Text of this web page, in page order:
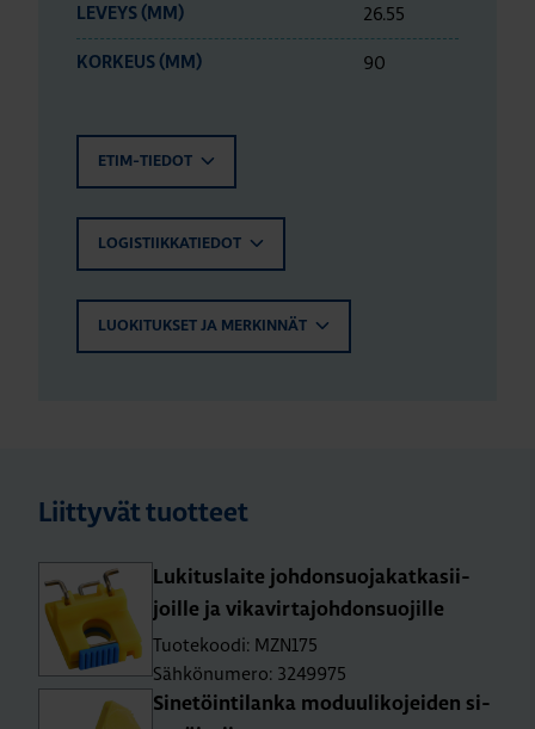
LEVEYS (MM) 26.55
KORKEUS (MM) 90
ETIM-TIEDOT
LOGISTIIKKATIEDOT
LUOKITUKSET JA MERKINNÄT
Liittyvät tuotteet
Lu­ki­tus­lai­te joh­don­suo­ja­kat­ka­sii­
joil­le ja vi­ka­vir­ta­joh­don­suo­jil­le
Tuotekoodi: MZN175
Sähkönumero: 3249975
Si­ne­töin­ti­lan­ka mo­duu­li­ko­jei­den si­